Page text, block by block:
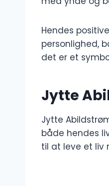
Hendes
personlighed,
det er et
Jytte
Jytte
både hendes
til at leve et liv